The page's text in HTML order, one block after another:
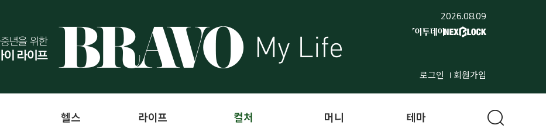
2026.08.09
로그인 회원가입
헬스 라이프 컬처 머니 테마